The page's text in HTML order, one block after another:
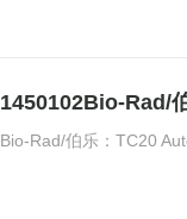
1450102Bio-Rad/
Bio-Rad/伯乐：TC20